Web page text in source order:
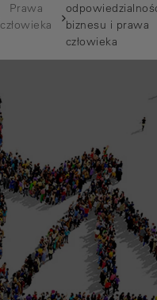
Prawa
człowieka
biznesu i prawa
człowieka